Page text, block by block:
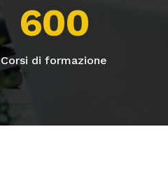
600
Corsi di formazione